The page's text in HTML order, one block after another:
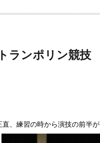
ランポリン競技
直、練習の時から演技の前半が